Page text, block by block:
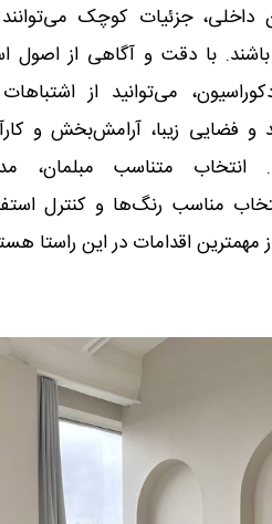
داخلی، جزئیات کوچک می‌توانند
باشند. با دقت و آگاهی از اصول
می‌توانید از
و فضایی زیبا، آرامش‌بخش و
انتخاب متناسب مبلمان،
مناسب رنگ‌ها و کنترل
مهمترین اقدامات در این راستا